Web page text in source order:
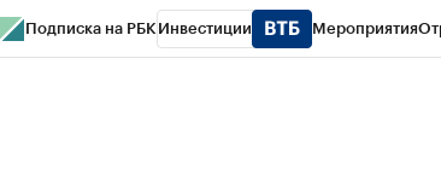
Подписка на РБК Инвестиции Мероприятия